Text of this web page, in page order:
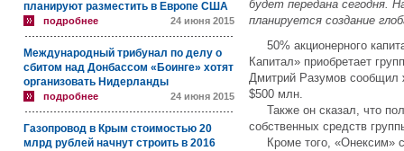
планируют разместить в Европе США
подробнее 24 июня 2015
Международный трибунал по делу о
сбитом над Донбассом «Боинге» хотят
организовать Нидерланды
подробнее 24 июня 2015
Газопровод в Крым стоимостью 20
млрд рублей начнут строить в 2016
будет передана сегодня.
планируется создание
50% акционерного
Капитал» приобретает
Дмитрий Разумов сообщил
$500 млн.
Также он сказал, что
собственных средств
Кроме того, «Онексим»